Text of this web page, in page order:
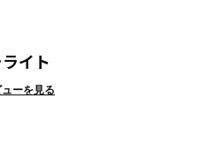
イト
ーを見る